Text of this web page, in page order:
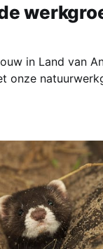
in Land van
onze
maaibeheer